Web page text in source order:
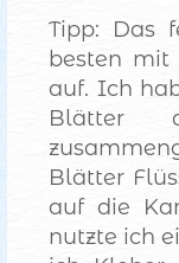
Tipp: Das
besten mit
auf. Ich
Blätter
Blätter
auf die
nutzte ich